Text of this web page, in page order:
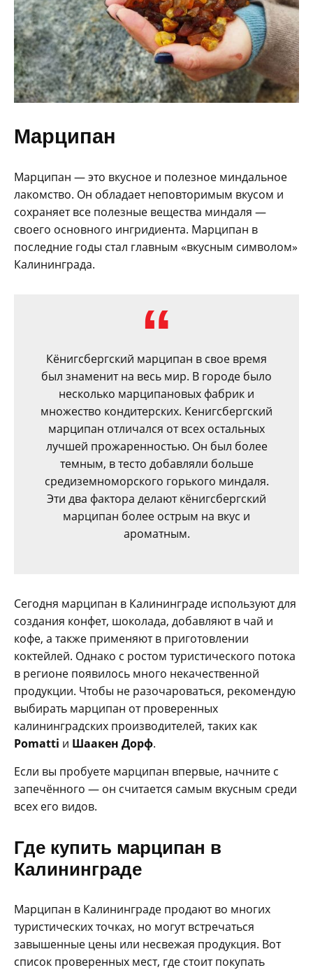
Марципан
Марципан — это вкусное и полезное миндальное
лакомство. Он обладает неповторимым вкусом и
сохраняет все полезные вещества миндаля —
своего основного ингридиента. Марципан в
последние годы стал главным «вкусным символом»
Калининграда.
Кёнигсбергский марципан в свое время
был знаменит на весь мир. В городе было
несколько марципановых фабрик и
множество кондитерских. Кенигсбергский
марципан отличался от всех остальных
лучшей прожаренностью. Он был более
темным, в тесто добавляли больше
средиземноморского горького миндаля.
Эти два фактора делают кёнигсбергский
марципан более острым на вкус и
ароматным.
Сегодня марципан в Калининграде используют для
создания конфет, шоколада, добавляют в чай и
кофе, а также применяют в приготовлении
коктейлей. Однако с ростом туристического потока
в регионе появилось много некачественной
продукции. Чтобы не разочароваться, рекомендую
выбирать марципан от проверенных
калининградских производителей, таких как
Pomatti и Шаакен Дорф.
Если вы пробуете марципан впервые, начните с
запечённого — он считается самым вкусным среди
всех его видов.
Где купить марципан в
Калининграде
Марципан в Калининграде продают во многих
туристических точках, но могут встречаться
завышенные цены или несвежая продукция. Вот
список проверенных мест, где стоит покупать